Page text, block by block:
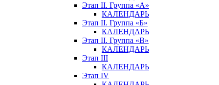
Этап II. Группа «А»
КАЛЕНДАРЬ
Этап II. Группа «Б»
КАЛЕНДАРЬ
Этап II. Группа «В»
КАЛЕНДАРЬ
Этап III
КАЛЕНДАРЬ
Этап IV